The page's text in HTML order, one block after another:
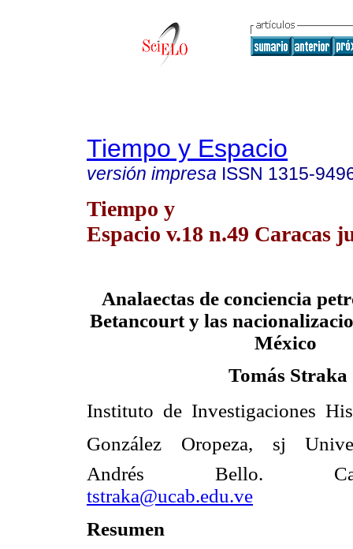
Tiempo y Espacio
versión impresa ISSN 1315-
Tiempo y
Espacio v.18 n.49 Caracas
Analaectas de conciencia
Betancourt y las
México
Tomás Straka
Instituto de Investigaciones
González Oropeza, sj
Andrés Bello.
tstraka@ucab.edu.ve
Resumen